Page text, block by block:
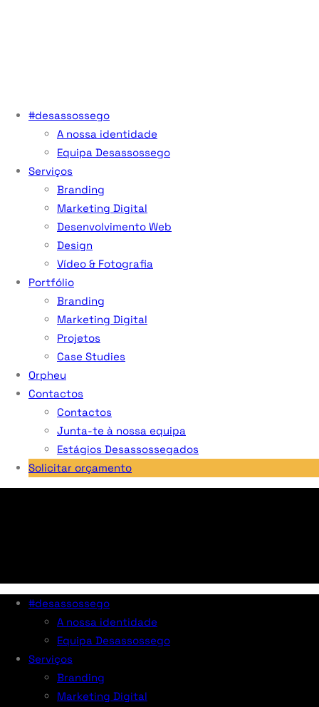
#desassossego
A nossa identidade
Equipa Desassossego
Serviços
Branding
Marketing Digital
Desenvolvimento Web
Design
Vídeo & Fotografia
Portfólio
Branding
Marketing Digital
Projetos
Case Studies
Orpheu
Contactos
Contactos
Junta-te à nossa equipa
Estágios Desassossegados
Solicitar orçamento
#desassossego
A nossa identidade
Equipa Desassossego
Serviços
Branding
Marketing Digital